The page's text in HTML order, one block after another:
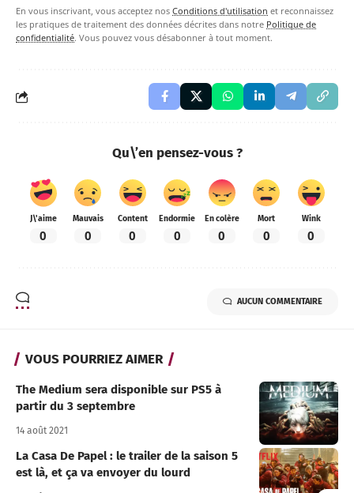
En vous inscrivant, vous acceptez nos Conditions d'utilisation et reconnaissez
les pratiques de traitement des données décrites dans notre Politique de
confidentialité. Vous pouvez vous désabonner à tout moment.
Qu\’en pensez-vous ?
J\'aime
0
Mauvais
0
Content
0
Endormie
0
En colère
0
Mort
0
Wink
0
AUCUN COMMENTAIRE
VOUS POURRIEZ AIMER
The Medium sera disponible sur PS5 à
partir du 3 septembre
14 août 2021
La Casa De Papel : le trailer de la saison 5
est là, et ça va envoyer du lourd